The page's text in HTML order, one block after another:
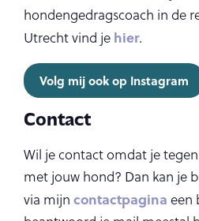
hondengedragscoach in de
Utrecht vind je hier.
Volg mij ook op Instagram
Contact
Wil je contact omdat je
met jouw hond? Dan kan je
via mijn contactpagina een